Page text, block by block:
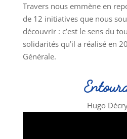
Travers nous emmène en
de 12 initiatives que nous
découvrir : c’est le sens du
solidarités qu’il a réalisé en
Générale.
Hugo